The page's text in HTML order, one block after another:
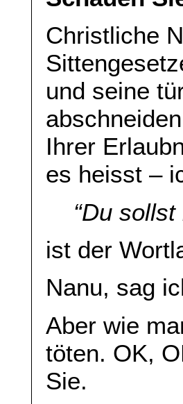
Christliche
und seine
Ihrer
es heisst –
“Du
ist der
Nanu, sag
Aber wie
töten. OK,
Sie.